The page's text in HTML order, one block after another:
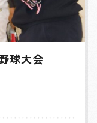
球大会